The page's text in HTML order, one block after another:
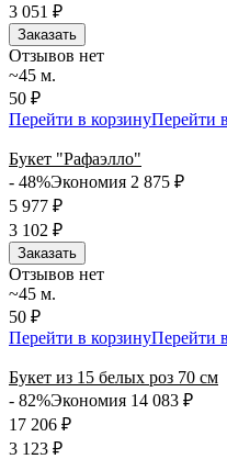
3 051 ₽
Заказать
Отзывов нет
~45 м.
50 ₽
Перейти в корзинуПерейти
Букет "Рафаэлло"
- 48%Экономия 2 875 ₽
5 977 ₽
3 102 ₽
Заказать
Отзывов нет
~45 м.
50 ₽
Перейти в корзинуПерейти
Букет из 15 белых роз 70 см
- 82%Экономия 14 083 ₽
17 206 ₽
3 123 ₽